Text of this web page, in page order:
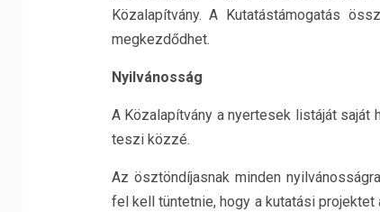
Közalapítvány. A Kutatástámogatás
megkezdődhet.
Nyilvánosság
A Közalapítvány a nyertesek listáját saját
teszi közzé.
Az ösztöndíjasnak minden
fel kell tüntetnie, hogy a kutatási